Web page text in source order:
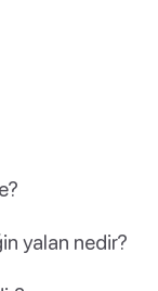
yalan nedir?